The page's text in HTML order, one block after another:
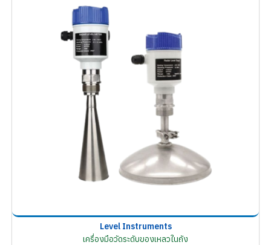
Level Instruments
เครื่องมือวัดระดับของเหลวในถัง